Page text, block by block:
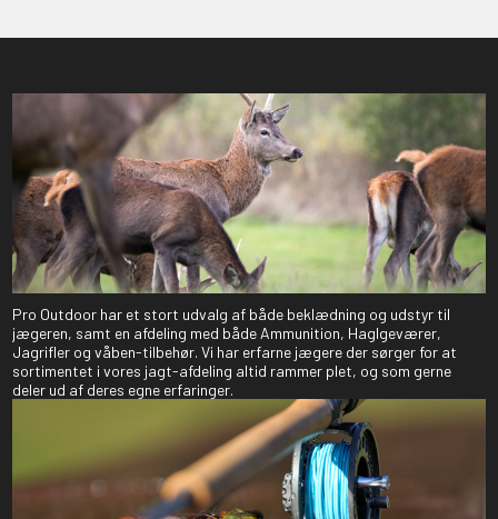
Pro Outdoor har et stort udvalg af både beklædning og udstyr til
jægeren, samt en afdeling med både Ammunition, Haglgeværer,
Jagrifler og våben-tilbehør. Vi har erfarne jægere der sørger for at
sortimentet i vores jagt-afdeling altid rammer plet, og som gerne
deler ud af deres egne erfaringer.